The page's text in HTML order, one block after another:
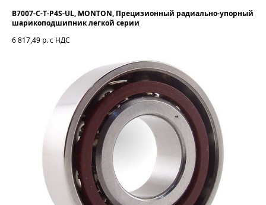
B7007-C-T-P4S-UL, MONTON, Прецизионный радиально-упорный
шарикоподшипник легкой серии
6 817,49 р. с НДС